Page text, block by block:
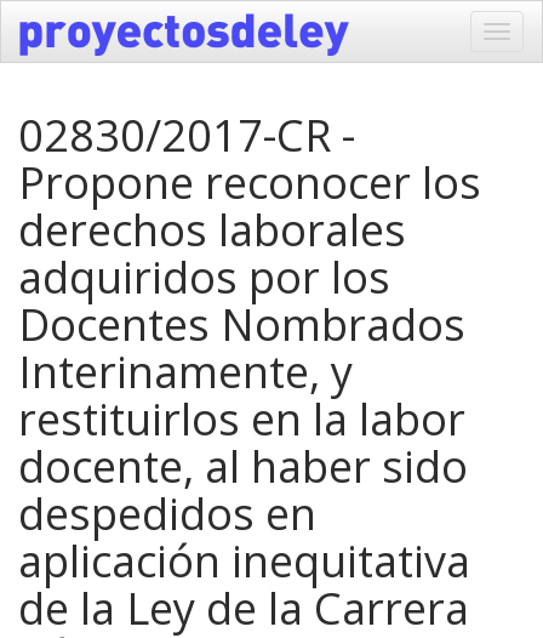
02830/2017-CR -
Propone reconocer los
derechos laborales
adquiridos por los
Docentes Nombrados
Interinamente, y
restituirlos en la labor
docente, al haber sido
despedidos en
aplicación inequitativa
de la Ley de la Carrera